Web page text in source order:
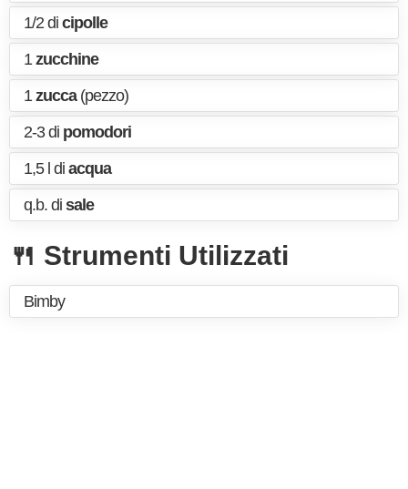
1/2 di cipolle
1zucchine
1zucca(pezzo)
2-3 di pomodori
1,5 l di acqua
q.b. di sale
🍴 Strumenti Utilizzati
Bimby